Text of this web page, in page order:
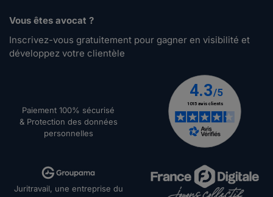
Vous êtes avocat ?
Inscrivez-vous gratuitement pour gagner en visibilité et
développez votre clientèle
Paiement 100% sécurisé
& Protection des données
personnelles
Juritravail, une entreprise du